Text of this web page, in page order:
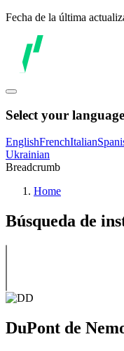
Fecha de la última
Select your language
EnglishFrenchItalian
Ukrainian
Breadcrumb
Home
Búsqueda de
DuPont de